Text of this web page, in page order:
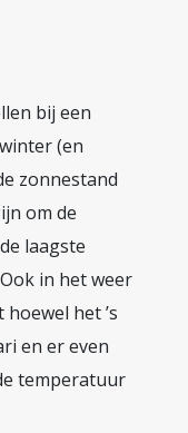
bij een
(en
zonnestand
om de
laagste
in het weer
het ’s
en er even
temperatuur